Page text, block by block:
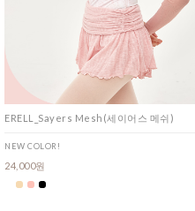
ERELL_Sayers Mesh(세이어스 메쉬)
NEW COLOR!
24,000원